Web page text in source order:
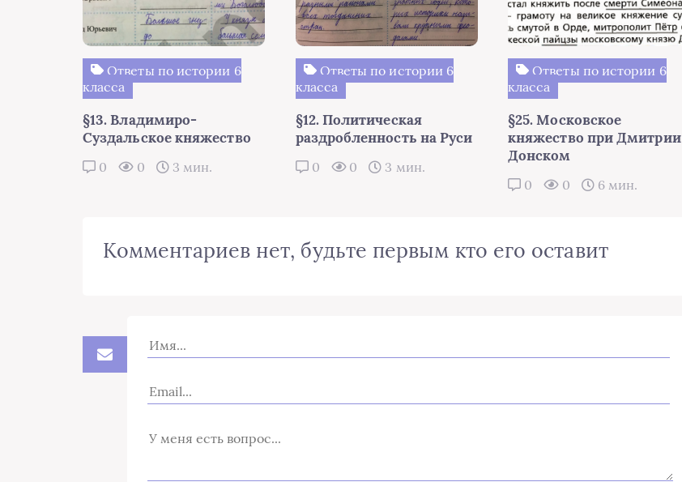
Ответы по истории 6
класса
§13. Владимиро-
Суздальское княжество
0 0 3 мин.
Ответы по истории 6
класса
§12. Политическая
раздробленность на Руси
0 0 3 мин.
Ответы по истории 6
класса
§25. Московское
княжество при Дмитрии
Донском
0 0 6 мин.
Комментариев нет, будьте первым кто его оставит